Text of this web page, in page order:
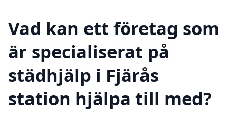
Vad kan ett företag som
är specialiserat på
städhjälp i Fjärås
station hjälpa till med?